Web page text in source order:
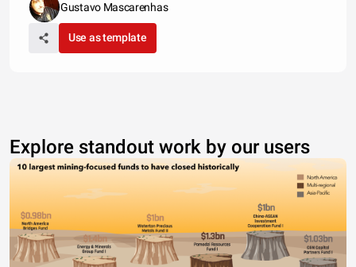
Gustavo Mascarenhas
Use as template
Explore standout work by our users